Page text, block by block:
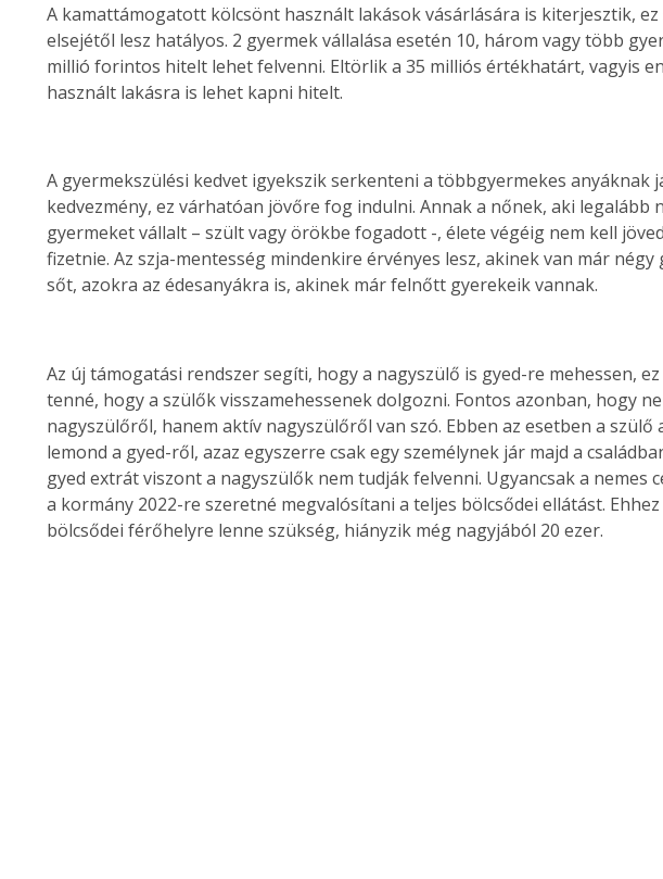
Okoselőfizetés
A Laptapiron elérhetők az
Ezermester, az Ezermester
Extra és az Ezermester Old
Együtt jobban megéri!
Bővebb információ itt!
Együtt jobban megéri! A
könyvek tetszőleges
párosítással kedvezményes
áron, 0 Ft postaköltséggel
A kamattámogatott kölcsönt használt lakások vásárlására is kiterjesztik,
elsejétől lesz hatályos. 2 gyermek vállalása esetén 10, három vagy több
millió forintos hitelt lehet felvenni. Eltörlik a 35 milliós értékhatárt, vagyis
használt lakásra is lehet kapni hitelt.
A gyermekszülési kedvet igyekszik serkenteni a többgyermekes anyáknak
kedvezmény, ez várhatóan jövőre fog indulni. Annak a nőnek, aki legalább
gyermeket vállalt – szült vagy örökbe fogadott -, élete végéig nem kell
fizetnie. Az szja-mentesség mindenkire érvényes lesz, akinek van már négy
sőt, azokra az édesanyákra is, akinek már felnőtt gyerekeik vannak.
Az új támogatási rendszer segíti, hogy a nagyszülő is gyed-re mehessen,
tenné, hogy a szülők visszamehessenek dolgozni. Fontos azonban, hogy
nagyszülőről, hanem aktív nagyszülőről van szó. Ebben az esetben a szülő
lemond a gyed-ről, azaz egyszerre csak egy személynek jár majd a
gyed extrát viszont a nagyszülők nem tudják felvenni. Ugyancsak a nemes
a kormány 2022-re szeretné megvalósítani a teljes bölcsődei ellátást.
bölcsődei férőhelyre lenne szükség, hiányzik még nagyjából 20 ezer.